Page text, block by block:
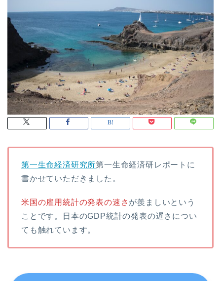
第一生命経済研究所第一生命経済研レポートに
書かせていただきました。
米国の雇用統計の発表の速さ が羨ましいという
ことです。日本のGDP統計の発表の遅さについ
ても触れています。